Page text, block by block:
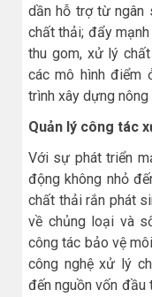
dần hỗ trợ từ ngân
chất thải; đẩy
thu gom, xử lý
các mô hình điểm
trình xây dựng nông
Quản lý công tác
Với sự phát triển
động không nhỏ
chất thải rắn phát
về chủng loại và
công tác bảo vệ
công nghệ xử lý
đến nguồn vốn đầu